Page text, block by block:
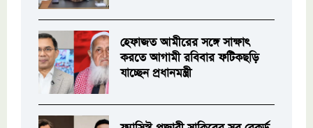
হেফাজত আমীরের সঙ্গে সাক্ষাৎ
করতে আগামী রবিবার ফটিকছড়ি
যাচ্ছেন প্রধানমন্ত্রী